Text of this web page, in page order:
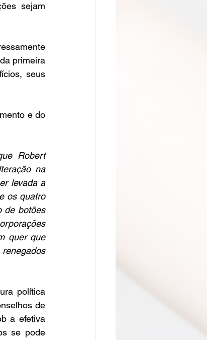
sejam
primeira
seus
e do
Robert
na
levada a
os quatro
de botões
quer que
política
de
a efetiva
se pode